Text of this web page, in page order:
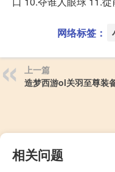
网络标签：
上一篇
造梦西游ol关羽至尊装
相关问题